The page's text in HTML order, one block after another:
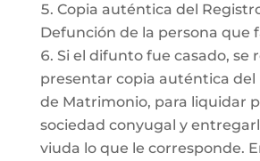
Copia auténtica del
Defunción de la persona que
Si el difunto fue casado, se
presentar copia auténtica del
de Matrimonio, para liquidar
sociedad conyugal y
viuda lo que le corresponde.